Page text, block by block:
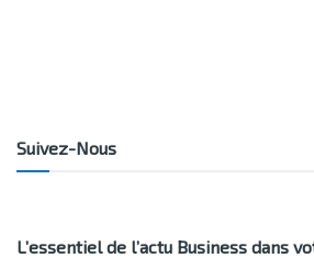
Suivez-Nous
L’essentiel de l’actu Business dans